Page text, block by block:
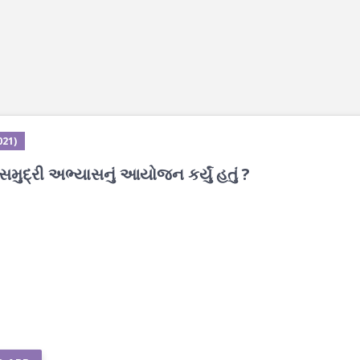
સમુદ્રી અભ્યાસનું આયોજન કર્યું હતું ?